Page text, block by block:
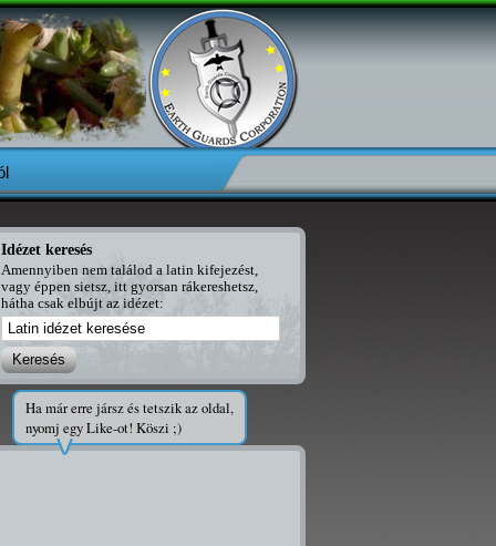
Idézet keresés
Amennyiben nem találod a latin kifejezést,
vagy éppen sietsz, itt gyorsan rákereshetsz,
hátha csak elbújt az idézet:
Ha már erre jársz és tetszik az oldal,
nyomj egy Like-ot! Köszi ;)